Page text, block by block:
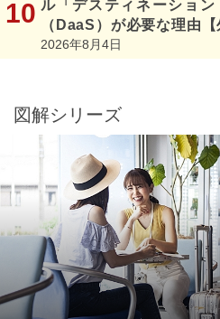
ル「デスティネーション
（DaaS）が必要な理由【
2026年8月4日
図解シリーズ